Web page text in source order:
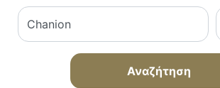
Αναζήτηση